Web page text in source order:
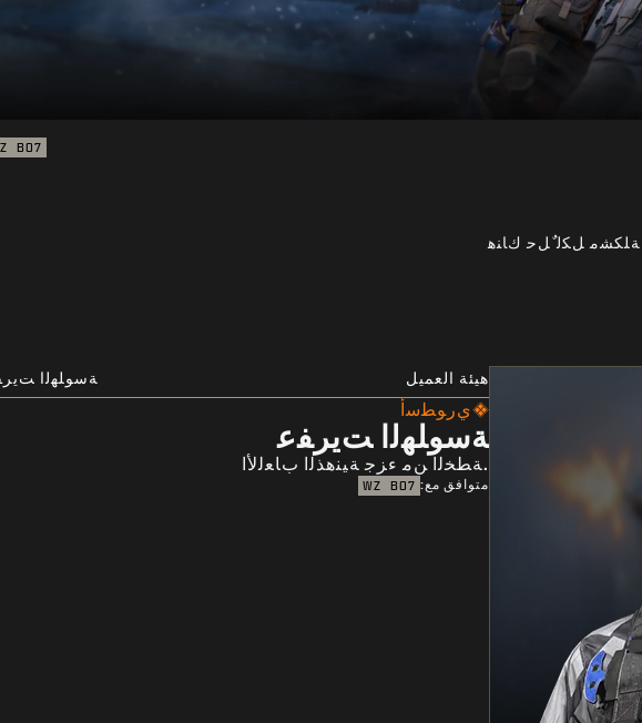
BO7
ﺔﻠﻜﺸﻣ ﻞﻜﻟ ٌﻞﺣ ﻙﺎﻨﻫ
هيئة العميل ﺔﺳﻮﻠﻬﻟﺍ
ﻱﺭﻮﻄﺳﺃ
ﺔﺳﻮﻠﻬﻟﺍ ﺖﻳﺮﻔﻋ
.ﺔﻄﺨﻟﺍ ﻦﻣ ءﺰﺟ ﺔﻴﻨﻫﺬﻟﺍ ﺏﺎﻌﻟﻷﺍ
متوافق مع: BO7
WZ